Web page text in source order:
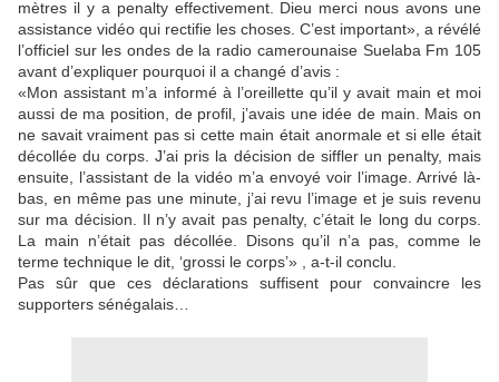
mètres il y a penalty effectivement. Dieu merci nous avons une
assistance vidéo qui rectifie les choses. C’est important», a révélé
l’officiel sur les ondes de la radio camerounaise Suelaba Fm 105
avant d’expliquer pourquoi il a changé d’avis :
«Mon assistant m’a informé à l’oreillette qu’il y avait main et moi
aussi de ma position, de profil, j’avais une idée de main. Mais on
ne savait vraiment pas si cette main était anormale et si elle était
décollée du corps. J’ai pris la décision de siffler un penalty, mais
ensuite, l’assistant de la vidéo m’a envoyé voir l’image. Arrivé là-
bas, en même pas une minute, j’ai revu l’image et je suis revenu
sur ma décision. Il n’y avait pas penalty, c’était le long du corps.
La main n’était pas décollée. Disons qu’il n’a pas, comme le
terme technique le dit, ‘grossi le corps’» , a-t-il conclu.
Pas sûr que ces déclarations suffisent pour convaincre les
supporters sénégalais…